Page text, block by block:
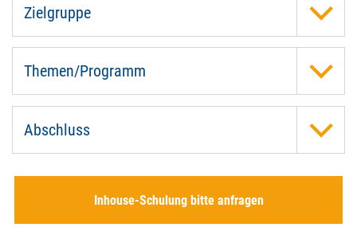
Zielgruppe
Themen/Programm
Abschluss
Inhouse-Schulung bitte anfragen